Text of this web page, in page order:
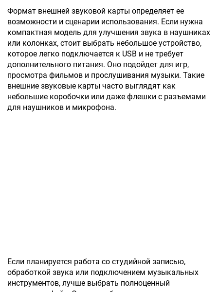
Формат внешней звуковой карты определяет ее
возможности и сценарии использования. Если нужна
компактная модель для улучшения звука в наушниках
или колонках, стоит выбрать небольшое устройство,
которое легко подключается к USB и не требует
дополнительного питания. Оно подойдет для игр,
просмотра фильмов и прослушивания музыки. Такие
внешние звуковые карты часто выглядят как
небольшие коробочки или даже флешки с разъемами
для наушников и микрофона.
Если планируется работа со студийной записью,
обработкой звука или подключением музыкальных
инструментов, лучше выбрать полноценный